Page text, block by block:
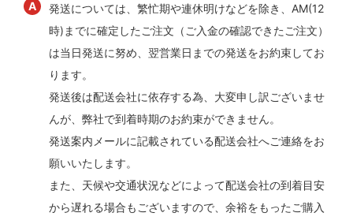
発送については、繁忙期や連休明けなどを除き、AM(12
時)までに確定したご注文（ご入金の確認できたご注文）
は当日発送に努め、翌営業日までの発送をお約束してお
ります。
発送後は配送会社に依存する為、大変申し訳ございませ
んが、弊社で到着時期のお約束ができません。
発送案内メールに記載されている配送会社へご連絡をお
願いいたします。
また、天候や交通状況などによって配送会社の到着目安
から遅れる場合もございますので、余裕をもったご購入